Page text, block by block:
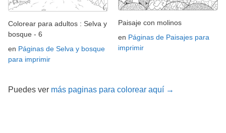
Colorear para adultos : Selva y
bosque - 6
en Páginas de Selva y bosque
para imprimir
Paisaje con molinos
en Páginas de Paisajes para
imprimir
Puedes ver más paginas para colorear aquí →